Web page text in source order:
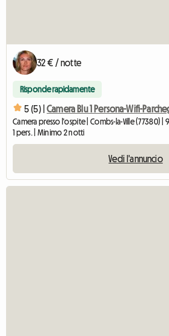
32 € / notte
Risponde rapidamente
5 (5) | Camera Blu 1 Persona-Wifi-
Camera presso l'ospite | Combs-la-Ville (77380) |
1 pers. | Minimo 2 notti
Vedi l'annuncio